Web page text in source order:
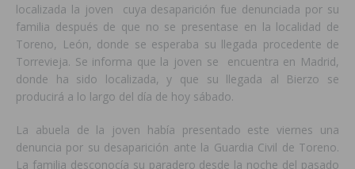
localizada la joven cuya desaparición fue denunciada por su
familia después de que no se presentase en la localidad de
Toreno, León, donde se esperaba su llegada procedente de
Torrevieja. Se informa que la joven se encuentra en Madrid,
donde ha sido localizada, y que su llegada al Bierzo se
producirá a lo largo del día de hoy sábado.
La abuela de la joven había presentado este viernes una
denuncia por su desaparición ante la Guardia Civil de Toreno.
La familia desconocía su paradero desde la noche del pasado